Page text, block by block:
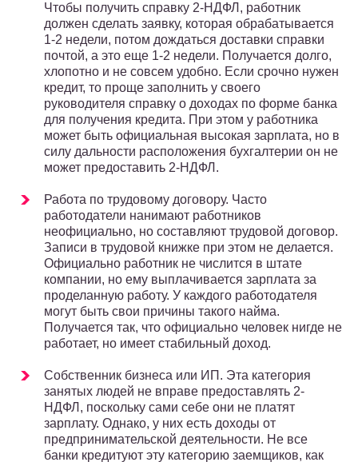
Чтобы получить справку 2-НДФЛ, работник
должен сделать заявку, которая обрабатывается
1-2 недели, потом дождаться доставки справки
почтой, а это еще 1-2 недели. Получается долго,
хлопотно и не совсем удобно. Если срочно нужен
кредит, то проще заполнить у своего
руководителя справку о доходах по форме банка
для получения кредита. При этом у работника
может быть официальная высокая зарплата, но в
силу дальности расположения бухгалтерии он не
может предоставить 2-НДФЛ.
Работа по трудовому договору. Часто
работодатели нанимают работников
неофициально, но составляют трудовой договор.
Записи в трудовой книжке при этом не делается.
Официально работник не числится в штате
компании, но ему выплачивается зарплата за
проделанную работу. У каждого работодателя
могут быть свои причины такого найма.
Получается так, что официально человек нигде не
работает, но имеет стабильный доход.
Собственник бизнеса или ИП. Эта категория
занятых людей не вправе предоставлять 2-
НДФЛ, поскольку сами себе они не платят
зарплату. Однако, у них есть доходы от
предпринимательской деятельности. Не все
банки кредитуют эту категорию заемщиков, как